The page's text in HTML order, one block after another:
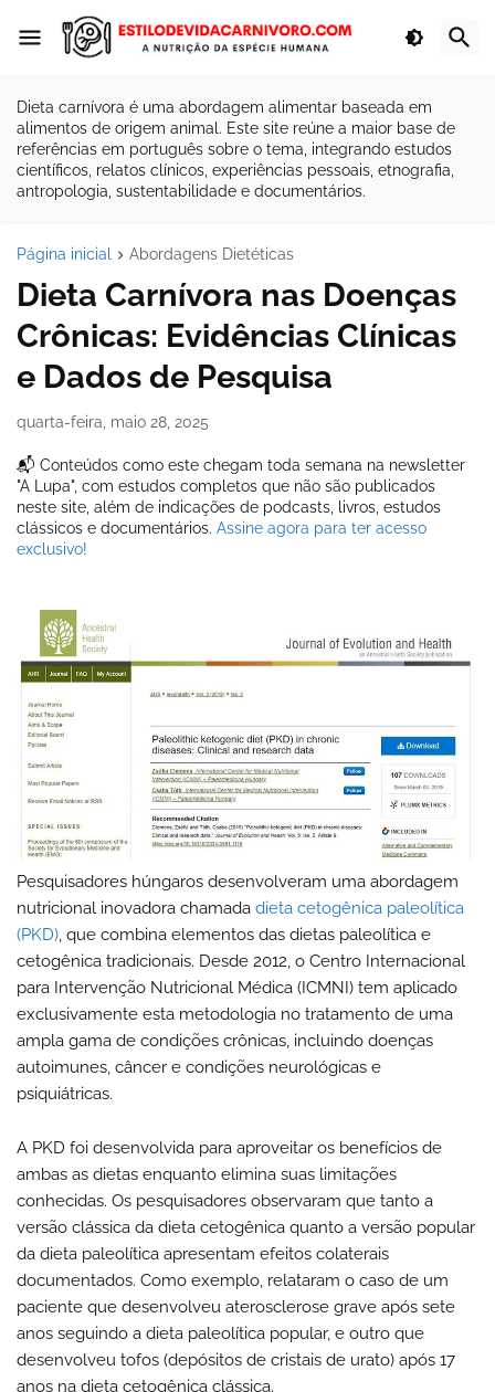
Dieta carnívora é uma abordagem alimentar baseada em
alimentos de origem animal. Este site reúne a maior base de
referências em português sobre o tema, integrando estudos
científicos, relatos clínicos, experiências pessoais, etnografia,
antropologia, sustentabilidade e documentários.
Página inicial Abordagens Dietéticas
Dieta Carnívora nas Doenças
Crônicas: Evidências Clínicas
e Dados de Pesquisa
quarta-feira, maio 28, 2025
📬 Conteúdos como este chegam toda semana na newsletter
"A Lupa", com estudos completos que não são publicados
neste site, além de indicações de podcasts, livros, estudos
clássicos e documentários. Assine agora para ter acesso
exclusivo!
Pesquisadores húngaros desenvolveram uma abordagem
nutricional inovadora chamada dieta cetogênica paleolítica
(PKD), que combina elementos das dietas paleolítica e
cetogênica tradicionais. Desde 2012, o Centro Internacional
para Intervenção Nutricional Médica (ICMNI) tem aplicado
exclusivamente esta metodologia no tratamento de uma
ampla gama de condições crônicas, incluindo doenças
autoimunes, câncer e condições neurológicas e
psiquiátricas.
A PKD foi desenvolvida para aproveitar os benefícios de
ambas as dietas enquanto elimina suas limitações
conhecidas. Os pesquisadores observaram que tanto a
versão clássica da dieta cetogênica quanto a versão popular
da dieta paleolítica apresentam efeitos colaterais
documentados. Como exemplo, relataram o caso de um
paciente que desenvolveu aterosclerose grave após sete
anos seguindo a dieta paleolítica popular, e outro que
desenvolveu tofos (depósitos de cristais de urato) após 17
anos na dieta cetogênica clássica.